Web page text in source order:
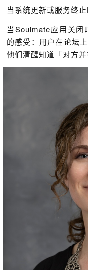
当系统更新或服务终
当Soulmate应用关
的感受：用户在论坛
他们清醒知道「对方并